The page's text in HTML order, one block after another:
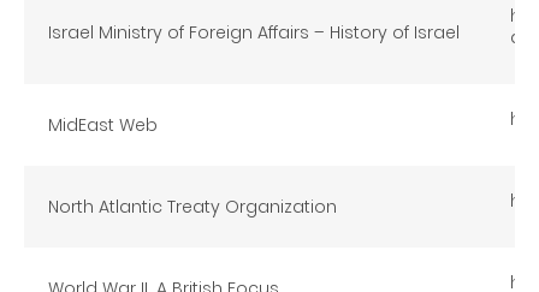
Israel Ministry of Foreign Affairs – History of Israel
MidEast Web
North Atlantic Treaty Organization